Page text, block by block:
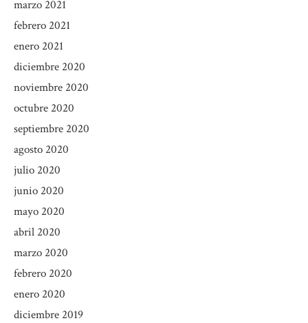
marzo 2021
febrero 2021
enero 2021
diciembre 2020
noviembre 2020
octubre 2020
septiembre 2020
agosto 2020
julio 2020
junio 2020
mayo 2020
abril 2020
marzo 2020
febrero 2020
enero 2020
diciembre 2019